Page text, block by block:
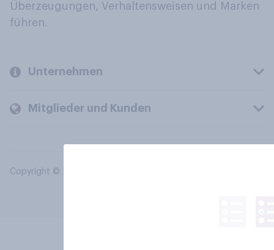
Überzeugungen, Verhaltensweisen und Marken
führen.
Unternehmen
Mitglieder und Kunden
Copyright © 2026 YouGov PLC. Alle Rechte vorbehalten.